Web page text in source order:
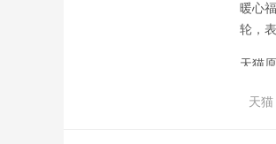
暖心
轮，
天猫
手机
天猫